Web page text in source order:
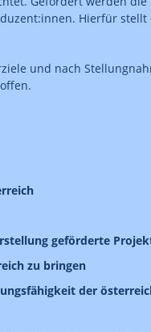
Hierfür
und nach
geförderte
zu bringen
der